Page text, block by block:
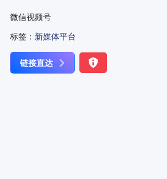
微信视频号
标签： 新媒体平台
链接直达